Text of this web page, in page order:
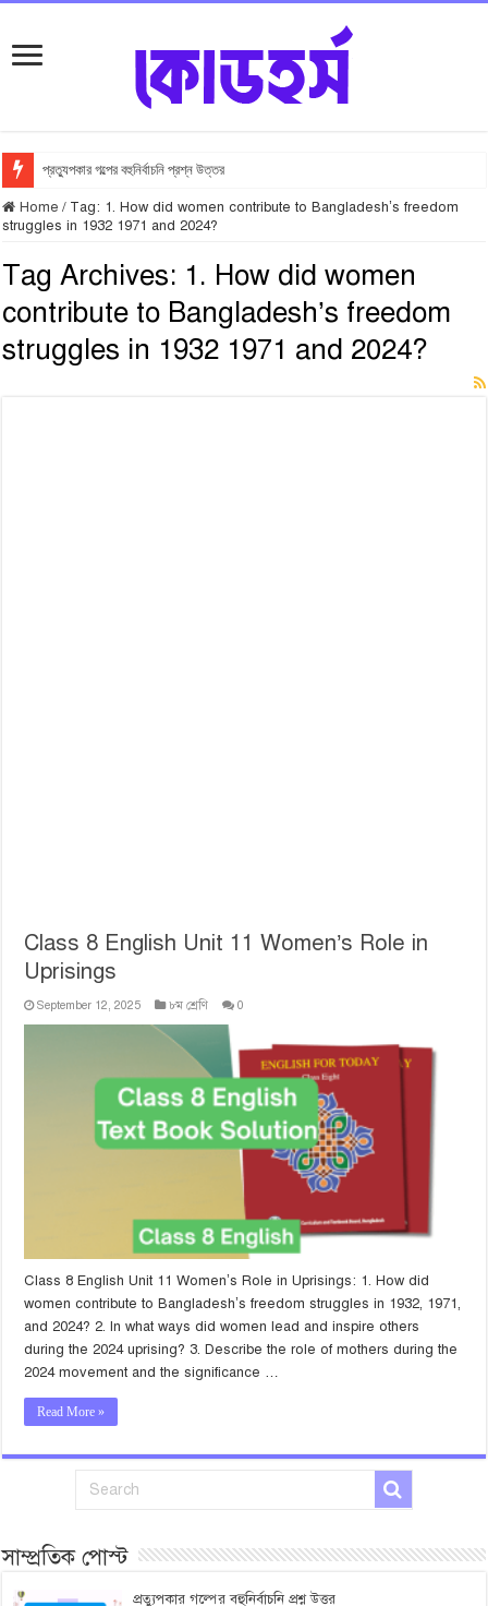
প্রত্যুপকার গল্পের বহুনির্বাচনি প্রশ্ন উত্তর
Home / Tag: 1. How did women contribute to Bangladesh’s freedom
struggles in 1932 1971 and 2024?
Tag Archives: 1. How did women
contribute to Bangladesh’s freedom
struggles in 1932 1971 and 2024?
Class 8 English Unit 11 Women’s Role in
Uprisings
September 12, 2025 ৮ম শ্রেণি 0
Class 8 English Unit 11 Women’s Role in Uprisings: 1. How did
women contribute to Bangladesh’s freedom struggles in 1932, 1971,
and 2024? 2. In what ways did women lead and inspire others
during the 2024 uprising? 3. Describe the role of mothers during the
2024 movement and the significance …
Read More »
সাম্প্রতিক পোস্ট
প্রত্যুপকার গল্পের বহুনির্বাচনি প্রশ্ন উত্তর